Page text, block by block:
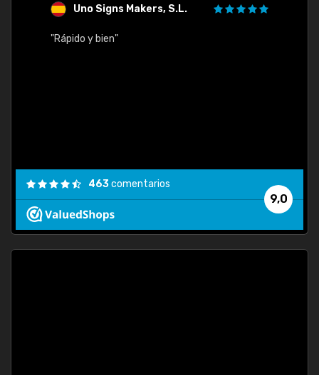
Uno Signs Makers, S.L.
"Rápido y bien"
9,0
463comentarios